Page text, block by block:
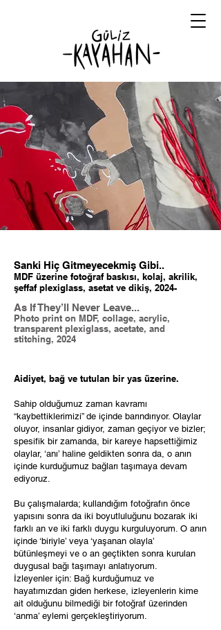
Sanki Hiç Gitmeyecekmiş Gibi..
MDF üzerine fotoğraf baskısı, kolaj, akrilik,
şeffaf plexiglass, asetat ve dikiş, 2024-
As If They’ll Never Leave...
Photo print on MDF, collage, acrylic,
transparent plexiglass, acetate, and
stitching, 2024
Aidiyet, bağ ve tutulan bir yas üzerine.
Sahip olduğumuz zaman kavramı
“kaybettiklerimizi” de içinde barındırıyor. Olaylar
oluyor, insanlar gidiyor, zaman geçiyor ve bizler;
spesifik bir zamanda, bir kareye hapsettiğimiz
olaylar, ‘anı’ haline geldikten sonra da, o anın
içinde kurduğumuz bağları taşımaya devam
ediyoruz.
Bu çalışmalarda; kullandığım fotoğrafın önce
yapısını sonra da iki boyutluluğunu bozarak iki
farklı an ve iki farklı duygu kurguluyorum. O anın
içinde ‘biriyle’ veya ‘yaşanan olayla’
bütünleşmeyi ve o an geçtikten sonra kurulan
duygusal bağı taşımayı anlatıyorum.
İzleyenler için: Bağ kurduğumuz ve
hayatımızdan giden herkese, izleyenlerin kime
ait olduğunu bilmediği bir fotoğraf üzerinden
‘anma’ eylemi gerçekleştiriyorum.